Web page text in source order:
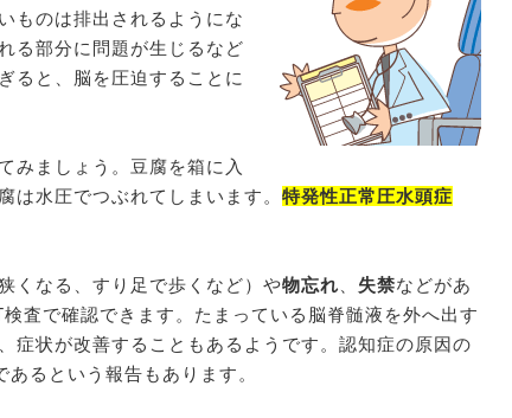
ものは排出されるようにな
る部分に問題が生じるなど
ると、脳を圧迫することに
みましょう。豆腐を箱に入
は水圧でつぶれてしまいます。 特発性正常圧水頭症
狭くなる、すり足で歩くなど）や物忘れ 失禁などがあ
査で確認できます。たまっている脳脊髄液を外へ出す
症状が改善することもあるようです。認知症の原因の
るという報告もあります。